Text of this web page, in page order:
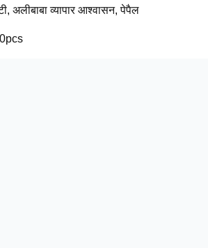
अलीबाबा व्यापार आश्वासन, पेपैल